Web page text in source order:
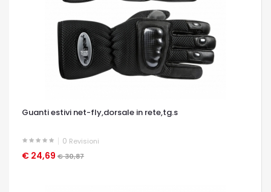
Guanti estivi net-fly,dorsale in rete,tg.s
0 Revisioni
€ 24,69 € 30,87
OCCHIATA VELOCE